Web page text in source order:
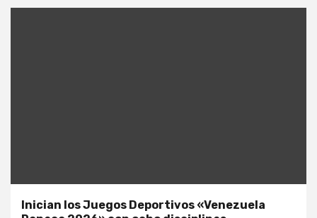
Inician los Juegos Deportivos «Venezuela